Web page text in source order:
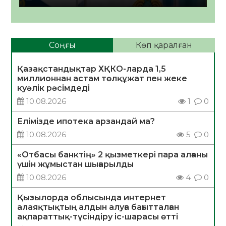
Соңғы Көп қаралған
Қазақстандықтар ХҚКО-ларда 1,5
миллионнан астам төлқұжат пен жеке
куәлік рәсімдеді
10.08.2026
1 0
Елімізде ипотека арзандай ма?
10.08.2026
5 0
«Отбасы банктің» 2 қызметкері пара алғаны
үшін жұмыстан шығарылды
10.08.2026
4 0
Қызылорда облысында интернет
алаяқтықтың алдын алуға бағытталған
ақпараттық-түсіндіру іс-шарасы өтті